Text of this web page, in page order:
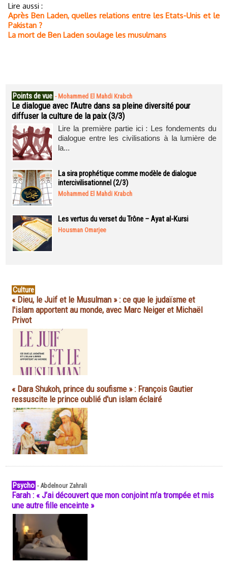
Lire aussi :
Après Ben Laden, quelles relations entre les Etats-Unis et le
Pakistan ?
La mort de Ben Laden soulage les musulmans
Points de vue - Mohammed El Mahdi Krabch
Le dialogue avec l’Autre dans sa pleine diversité pour
diffuser la culture de la paix (3/3)
Lire la première partie ici : Les fondements du
dialogue entre les civilisations à la lumière de
la...
La sira prophétique comme modèle de dialogue
intercivilisationnel (2/3)
Mohammed El Mahdi Krabch
Les vertus du verset du Trône – Ayat al-Kursi
Housman Omarjee
Culture
« Dieu, le Juif et le Musulman » : ce que le judaïsme et
l'islam apportent au monde, avec Marc Neiger et Michaël
Privot
« Dara Shukoh, prince du soufisme » : François Gautier
ressuscite le prince oublié d'un islam éclairé
Psycho -Abdelnour Zahrali
Farah : « J’ai découvert que mon conjoint m’a trompée et mis
une autre fille enceinte »